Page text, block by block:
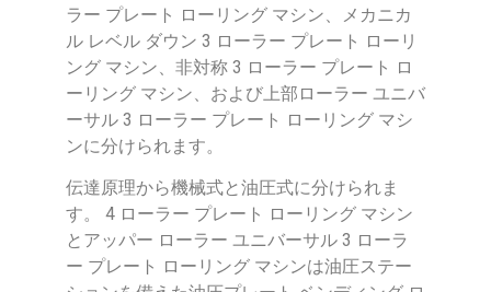
ラー プレート ローリング マシン、メカニカ
ル レベル ダウン 3 ローラー プレート ローリ
ング マシン、非対称 3 ローラー プレート ロ
ーリング マシン、および上部ローラー ユニバ
ーサル 3 ローラー プレート ローリング マシ
ンに分けられます。
伝達原理から機械式と油圧式に分けられま
す。 4 ローラー プレート ローリング マシン
とアッパー ローラー ユニバーサル 3 ローラ
ー プレート ローリング マシンは油圧ステー